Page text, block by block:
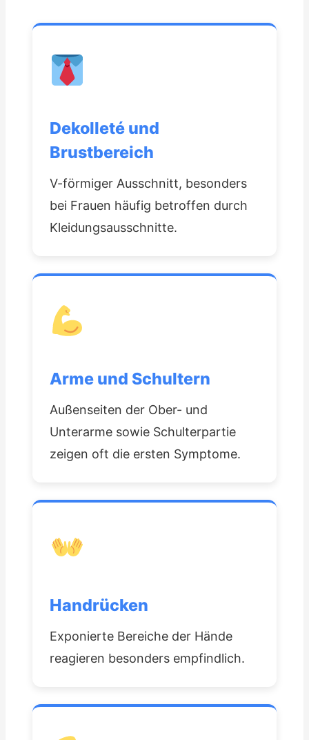
Dekolleté und
Brustbereich
V-förmiger Ausschnitt, besonders
bei Frauen häufig betroffen durch
Kleidungsausschnitte.
Arme und Schultern
Außenseiten der Ober- und
Unterarme sowie Schulterpartie
zeigen oft die ersten Symptome.
Handrücken
Exponierte Bereiche der Hände
reagieren besonders empfindlich.